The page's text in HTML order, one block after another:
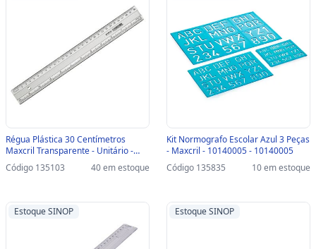
Régua Plástica 30 Centímetros
Maxcril Transparente - Unitário -
10270025 - 10270025
Código 135103 40 em estoque
Kit Normografo Escolar Azul 3 Peças
- Maxcril - 10140005 - 10140005
Código 135835
10 em estoque
Estoque SINOP Estoque SINOP